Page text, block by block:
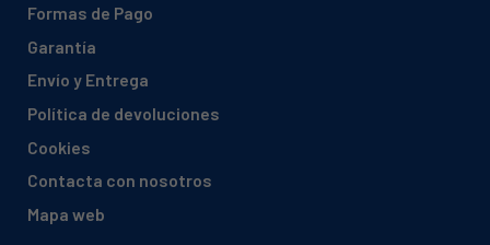
Formas de Pago
Garantía
Envío y Entrega
Política de devoluciones
Cookies
Contacta con nosotros
Mapa web